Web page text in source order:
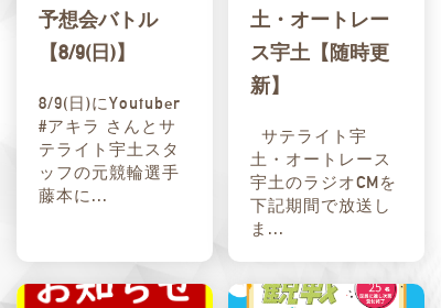
予想会バトル
【8/9(日)】
8/9(日)にYoutuber
#アキラ さんとサ
テライト宇土スタ
ッフの元競輪選手
藤本に...
土・オートレー
ス宇土【随時更
新】
サテライト宇
土・オートレース
宇土のラジオCMを
下記期間で放送し
ま...